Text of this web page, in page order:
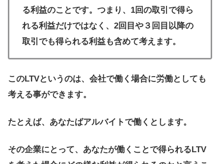
る利益のことです。つまり、1回の取引で得ら
れる利益だけではなく、2回目や３回目以降の
取引でも得られる利益も含めて考えます。
このLTVというのは、会社で働く場合に労働としても
考える事ができます。
たとえば、あなたばアルバイトで働くとします。
その企業にとって、あなたが働くことで得られるLTV